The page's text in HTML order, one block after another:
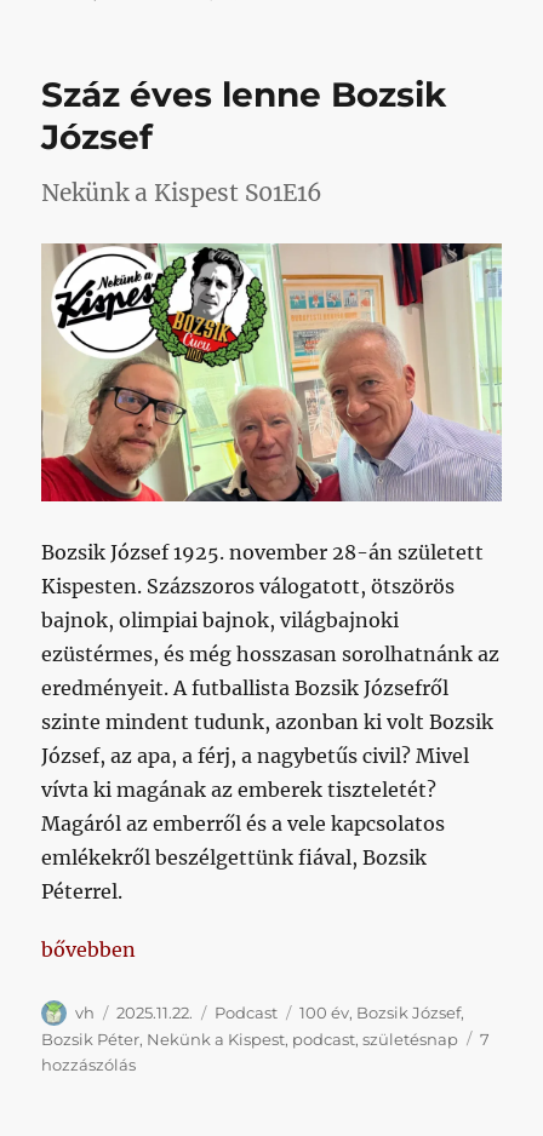
Száz éves lenne Bozsik
József
Nekünk a Kispest S01E16
Bozsik József 1925. november 28-án született
Kispesten. Százszoros válogatott, ötszörös
bajnok, olimpiai bajnok, világbajnoki
ezüstérmes, és még hosszasan sorolhatnánk az
eredményeit. A futballista Bozsik Józsefről
szinte mindent tudunk, azonban ki volt Bozsik
József, az apa, a férj, a nagybetűs civil? Mivel
vívta ki magának az emberek tiszteletét?
Magáról az emberről és a vele kapcsolatos
emlékekről beszélgettünk fiával, Bozsik
Péterrel.
„Száz éves lenne Bozsik József”
bővebben
Szerző
vh Közzétéve
2025.11.22. Kategória
Podcast Címke
100 év, Bozsik József,
Bozsik Péter, Nekünk a Kispest, podcast,születésnap
7
hozzászólásSzáz